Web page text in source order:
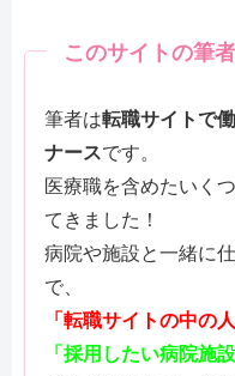
このサイトの筆
筆者は転職サイトで
ナースです。
医療職を含めたいく
てきました！
病院や施設と一緒に
で、
「転職サイトの中の人
「採用したい病院施設